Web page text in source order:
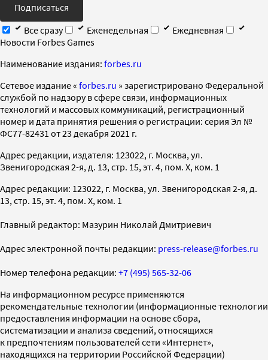
Подписаться
Все сразу
Еженедельная
Ежедневная
Новости Forbes Games
Наименование издания: forbes.ru
Cетевое издание « forbes.ru » зарегистрировано Федеральной
службой по надзору в сфере связи, информационных
технологий и массовых коммуникаций, регистрационный
номер и дата принятия решения о регистрации: серия Эл №
ФС77-82431 от 23 декабря 2021 г.
Адрес редакции, издателя: 123022, г. Москва, ул.
Звенигородская 2-я, д. 13, стр. 15, эт. 4, пом. X, ком. 1
Адрес редакции: 123022, г. Москва, ул. Звенигородская 2-я, д.
13, стр. 15, эт. 4, пом. X, ком. 1
Главный редактор: Мазурин Николай Дмитриевич
Адрес электронной почты редакции: press-release@forbes.ru
Номер телефона редакции: +7 (495) 565-32-06
На информационном ресурсе применяются
рекомендательные технологии (информационные технологии
предоставления информации на основе сбора,
систематизации и анализа сведений, относящихся
к предпочтениям пользователей сети «Интернет»,
находящихся на территории Российской Федерации)